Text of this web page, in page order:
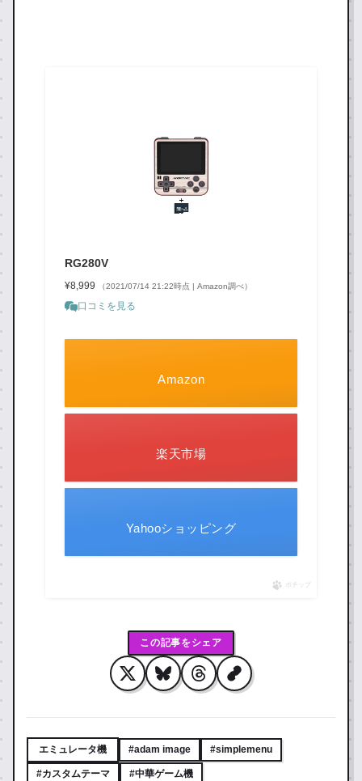
RG280V
¥8,999 （2021/07/14 21:22時点 | Amazon調べ）
口コミを見る
Amazon
楽天市場
Yahooショッピング
ポチップ
この記事をシェア
エミュレータ機 #adam image #simplemenu
#カスタムテーマ #中華ゲーム機